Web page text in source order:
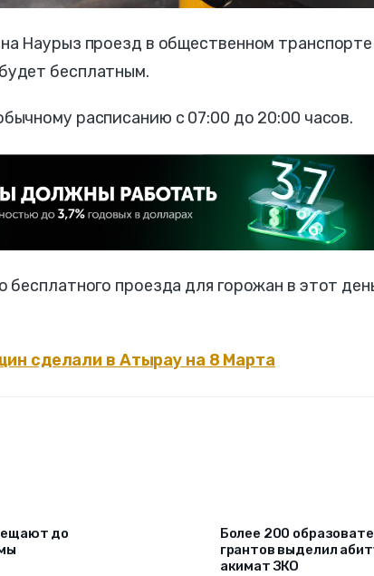
Наурыз проезд в общественном транспорте
бесплатным.
расписанию с 07:00 до 20:00 часов.
бесплатного проезда для горожан в этот
сделали в Атырау на 8 Марта
до
Более 200
грантов выделил
акимат ЗКО